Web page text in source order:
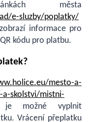
města
e-sluzby/poplatky/
informace pro
kódu pro platbu.
mesto-a-
skolstvi/mistni-
možné vyplnit
Vrácení přeplatku